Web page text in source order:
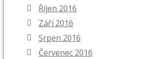
Říjen 2016
Září 2016
Srpen 2016
Červenec 2016